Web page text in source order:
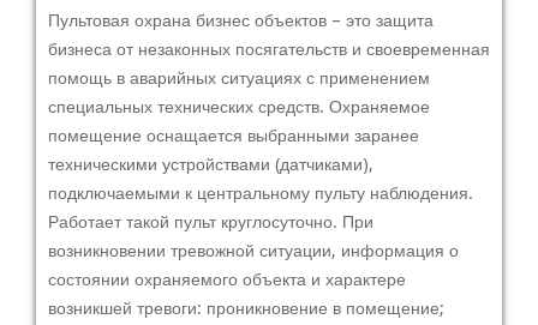
Пультовая охрана бизнес объектов – это защита
бизнеса от незаконных посягательств и своевременная
помощь в аварийных ситуациях с применением
специальных технических средств. Охраняемое
помещение оснащается выбранными заранее
техническими устройствами (датчиками),
подключаемыми к центральному пульту наблюдения.
Работает такой пульт круглосуточно. При
возникновении тревожной ситуации, информация о
состоянии охраняемого объекта и характере
возникшей тревоги: проникновение в помещение;